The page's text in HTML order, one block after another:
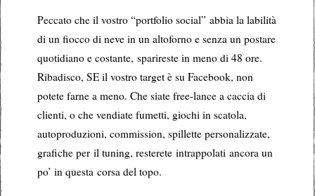
Peccato che il vostro “portfolio social” abbia la labilità
di un fiocco di neve in un altoforno e senza un postare
quotidiano e costante, sparireste in meno di 48 ore.
Ribadisco, SE il vostro target è su Facebook, non
potete farne a meno. Che siate free-lance a caccia di
clienti, o che vendiate fumetti, giochi in scatola,
autoproduzioni, commission, spillette personalizzate,
grafiche per il tuning, resterete intrappolati ancora un
po’ in questa corsa del topo.